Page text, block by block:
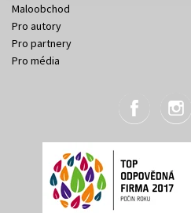
Maloobchod
Pro autory
Pro partnery
Pro média